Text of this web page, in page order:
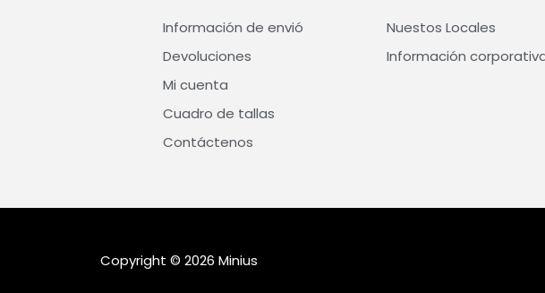
Información de envió
Devoluciones
Mi cuenta
Cuadro de tallas
Contáctenos
Nuestos Locales
Información
Copyright © 2026 Minius